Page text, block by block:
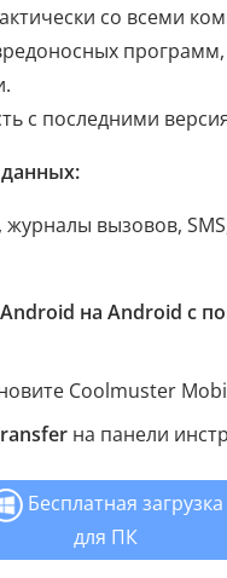
со всеми
с последними
вызовов,
на Android с
Coolmuster
на панели
Бесплатная загрузка
для ПК